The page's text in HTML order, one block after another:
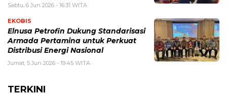
Sabtu, 6 Jun 2026 - 16:31 WITA
EKOBIS
Elnusa Petrofin Dukung Standarisasi
Armada Pertamina untuk Perkuat
Distribusi Energi Nasional
Jumat, 5 Jun 2026 - 19:45 WITA
TERKINI